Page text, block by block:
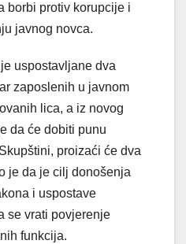
borbi protiv korupcije i
javnog novca.
uspostavljane dva
zaposlenih u javnom
lica, a iz novog
da će dobiti punu
proizaći će dva
je da je cilj donošenja
i uspostave
se vrati povjerenje
funkcija.